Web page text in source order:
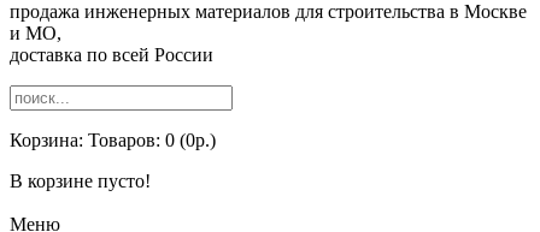
продажа инженерных материалов для строительства в Москве
и МО,
доставка по всей России
Корзина: Товаров: 0 (0р.)
В корзине пусто!
Меню